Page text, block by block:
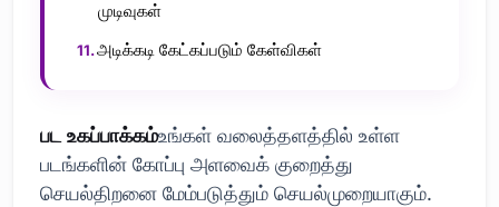
முடிவுகள்
அடிக்கடி கேட்கப்படும் கேள்விகள்
பட உகப்பாக்கம்உங்கள் வலைத்தளத்தில் உள்ள
படங்களின் கோப்பு அளவைக் குறைத்து
செயல்திறனை மேம்படுத்தும் செயல்முறையாகும்.